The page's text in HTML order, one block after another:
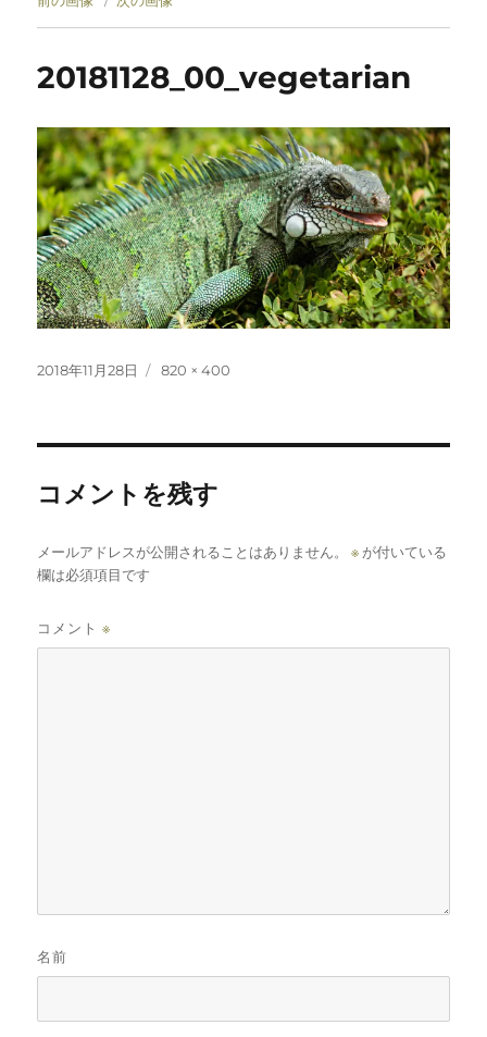
20181128_00_vegetarian
投
2018年11月28日
フ
820 × 400
コメントを残す
メールアドレスが公開されることはありません。 ※ が付いている
欄は必須項目です
コメント※
名前